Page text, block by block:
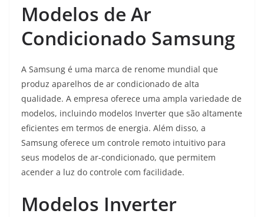
Modelos de Ar
Condicionado Samsung
A Samsung é uma marca de renome mundial que
produz aparelhos de ar condicionado de alta
qualidade. A empresa oferece uma ampla variedade de
modelos, incluindo modelos Inverter que são altamente
eficientes em termos de energia. Além disso, a
Samsung oferece um controle remoto intuitivo para
seus modelos de ar-condicionado, que permitem
acender a luz do controle com facilidade.
Modelos Inverter